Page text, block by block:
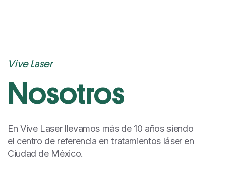
Vive Laser
Nosotros
En Vive Laser llevamos más de 10 años siendo
el centro de referencia en tratamientos láser en
Ciudad de México.